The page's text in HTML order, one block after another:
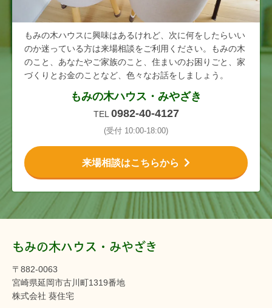
もみの木ハウスに興味はあるけれど、次に何をしたらいい
のか迷っている方は来場相談をご利用ください。もみの木
のこと、あなたやご家族のこと、住まいのお困りごと、家
づくりとお金のことなど、色々なお話をしましょう。
もみの木ハウス・みやざき
TEL 0982-40-4127
(受付 10:00-18:00)
来場相談はこちらから
もみの木ハウス・みやざき
〒882-0063
宮崎県延岡市古川町1319番地
株式会社 葵住宅